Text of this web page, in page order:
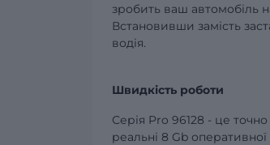
зробить ваш автомобіль
Встановивши замість
водія.
Швидкість роботи
Серія Pro 96128 - це
реальні 8 Gb